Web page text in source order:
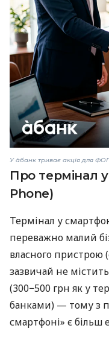
У àбанк триває акція для
Про термінал
Phone)
Термінал у
переважно малий
власного пристрою
зазвичай не
(300−500 грн як у
банками) — тому з
смартфоні» є